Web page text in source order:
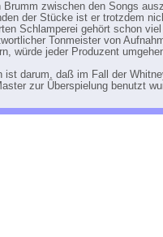
Brumm zwischen den Songs
der Stücke ist er trotzdem
Schlamperei gehört schon
Tonmeister von
würde jeder Produzent
ist darum, daß im Fall der
zur Überspielung benutzt